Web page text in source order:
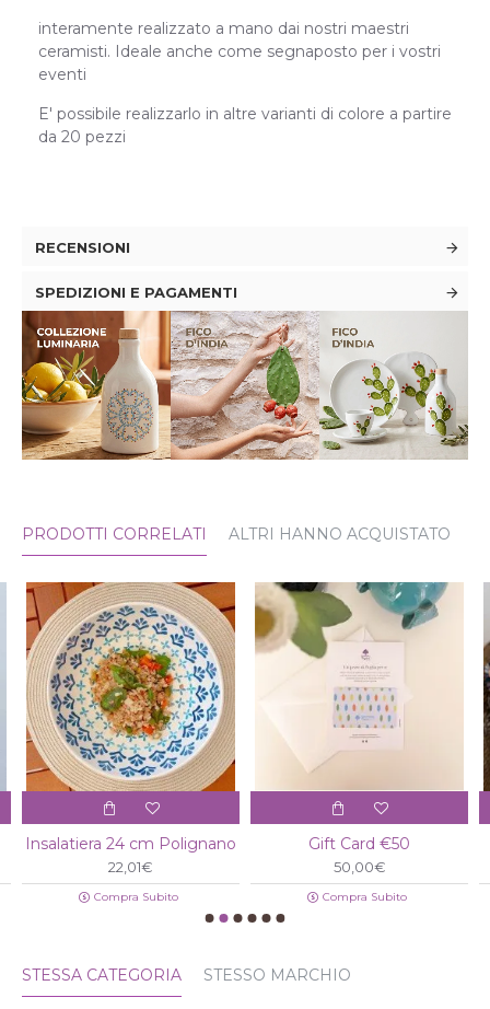
interamente realizzato a mano dai nostri maestri
ceramisti. Ideale anche come segnaposto per i vostri
eventi
E' possibile realizzarlo in altre varianti di colore a partire
da 20 pezzi
RECENSIONI
SPEDIZIONI E PAGAMENTI
PRODOTTI CORRELATI ALTRI HANNO ACQUISTATO
Insalatiera 24 cm Polignano
22,01€
Compra Subito
Gift Card €50
50,00€
Compra Subito
STESSA CATEGORIA STESSO MARCHIO